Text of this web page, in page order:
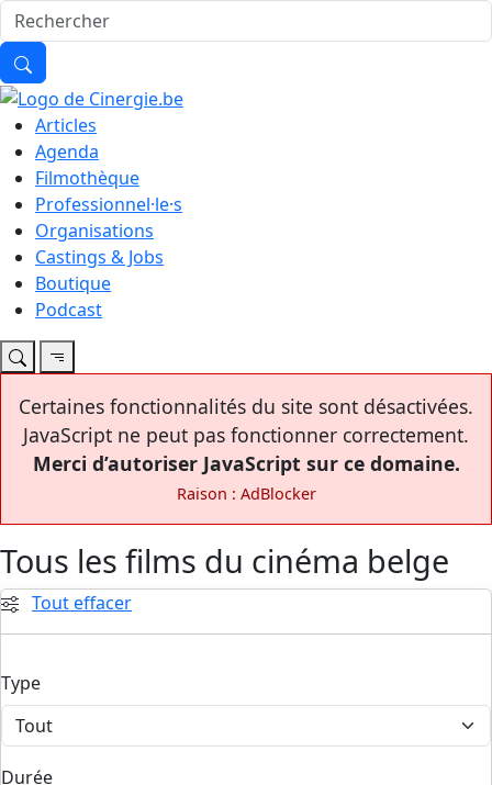
Articles
Agenda
Filmothèque
Professionnel·le·s
Organisations
Castings & Jobs
Boutique
Podcast
Certaines fonctionnalités du site sont désactivées.
JavaScript ne peut pas fonctionner correctement.
Merci d’autoriser JavaScript sur ce domaine.
Raison : AdBlocker
Tous les films du cinéma belge
Tout effacer
Type
Durée